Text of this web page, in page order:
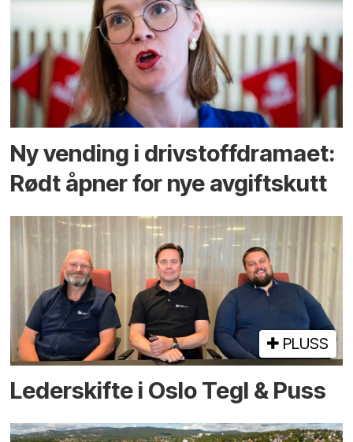
Ny vending i drivstoffdramaet:
Rødt åpner for nye avgiftskutt
PLUSS
Lederskifte i Oslo Tegl & Puss